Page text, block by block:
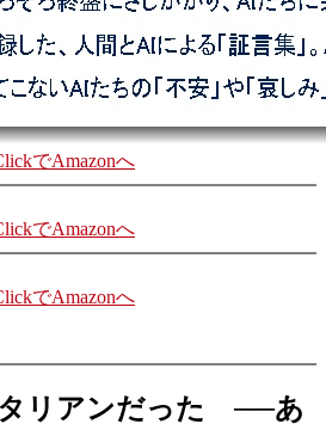
でAmazonへ
でAmazonへ
でAmazonへ
タリアンだった ──あ